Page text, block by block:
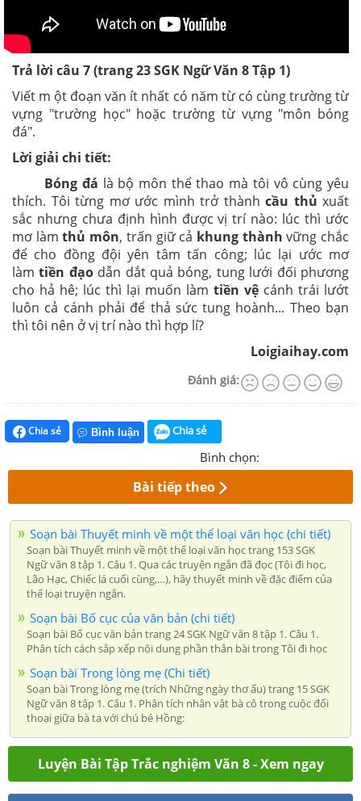
Trả lời câu 7 (trang 23SGK Ngữ Văn 8 Tập 1)
Viết m ột đoạn văn ít nhất có năm từ có cùng trường từ
vựng "trường học" hoặc trường từ vựng "môn bóng
đá".
Lời giải chi tiết:
Bóng đá là bộ môn thể thao mà tôi vô cùng yêu
thích. Tôi từng mơ ước mình trở thành cầu thủ xuất
sắc nhưng chưa định hình được vị trí nào: lúc thì ước
mơ làmthủ môn, trấn giữ cả khung thành vững chắc
để cho đồng đội yên tâm tấn công; lúc lại ước mơ
làmtiền đạodẫn dắt quả bóng, tung lưới đối phương
cho hả hê; lúc thì lại muốn làm tiền vệ cánh trái lướt
luôn cả cánh phải để thả sức tung hoành... Theo bạn
thì tôi nên ở vị trí nào thì hợp lí?
Loigiaihay.com
Đánh giá:
Chia sẻ Bình luận Chia sẻ
Bình chọn:
Bài tiếp theo
Soạn bài Thuyết minh về một thể loại văn học (chi tiết)
Soạn bài Thuyết minh về một thể loại văn học trang 153 SGK
Ngữ văn 8 tập 1. Câu 1. Qua các truyện ngắn đã đọc (Tôi đi học,
Lão Hạc, Chiếc lá cuối cùng,…), hãy thuyết minh về đặc điểm của
thể loại truyện ngắn.
Soạn bài Bố cục của văn bản (chi tiết)
Soạn bài Bố cục văn bản trang 24 SGK Ngữ văn 8 tập 1. Câu 1.
Phân tích cách sắp xếp nội dung phần thân bài trong Tôi đi học
Soạn bài Trong lòng mẹ (Chi tiết)
Soạn bài Trong lòng mẹ (trích Những ngày thơ ấu) trang 15 SGK
Ngữ văn 8 tập 1. Câu 1. Phân tích nhân vật bà cô trong cuộc đối
thoại giữa bà ta với chú bé Hồng:
Luyện Bài Tập Trắc nghiệm Văn 8 - Xem ngay